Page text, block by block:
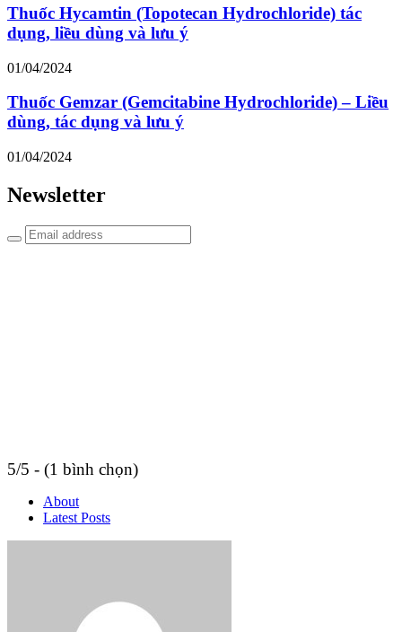
Thuốc Hycamtin (Topotecan Hydrochloride) tác
dụng, liều dùng và lưu ý
01/04/2024
Thuốc Gemzar (Gemcitabine Hydrochloride) – Liều
dùng, tác dụng và lưu ý
01/04/2024
Newsletter
5/5 - (1 bình chọn)
About
Latest Posts